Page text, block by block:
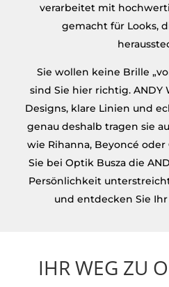
verarbeitet mit
gemacht für Looks,
Sie wollen keine Brille
sind Sie hier richtig. ANDY
Designs, klare Linien und
genau deshalb tragen sie
wie Rihanna, Beyoncé
Sie bei Optik Busza die
Persönlichkeit
und entdecken Sie Ihr
IHR WEG ZU